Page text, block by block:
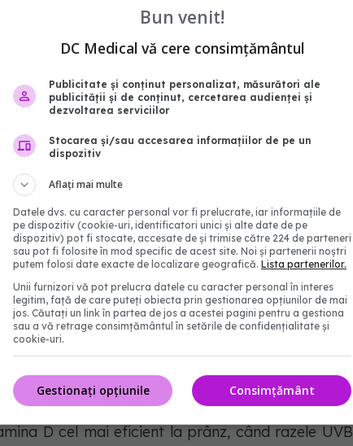
crema într-o cantitate insuficientă sau nu o
că o parte din razele UVB ajung totuși pe
la soare?
de factori precum culoarea pielii, vârsta,
cât de mult timp petreci afară și condițiile
produc mai puțină vitamină D atunci când se
sau cele care se îmbracă cu haine care acoperă
vitamină D", spune dr. Reed.
D cel mai eficient la prânz, când razele UVB
Bun venit!
DC Medical vă cere consimțământul
Publicitate și conținut personalizat, măsurători ale
publicității și de conținut, cercetarea audienței și
dezvoltarea serviciilor
Stocarea și/sau accesarea informațiilor de pe un
dispozitiv
Aflați mai multe
Datele dvs. cu caracter personal vor fi prelucrate, iar informațiile de
pe dispozitiv (cookie-uri, identificatori unici și alte date de pe
dispozitiv) pot fi stocate, accesate de și trimise către 224 de parteneri
sau pot fi folosite în mod specific de acest site. Noi și partenerii noștri
putem folosi date exacte de localizare geografică. Lista partenerilor.
Unii furnizori vă pot prelucra datele cu caracter personal în interes
legitim, față de care puteți obiecta prin gestionarea opțiunilor de mai
jos. Căutați un link în partea de jos a acestei pagini pentru a gestiona
sau a vă retrage consimțământul în setările de confidențialitate și
cookie-uri.
Consimțământ
Gestionați opțiunile